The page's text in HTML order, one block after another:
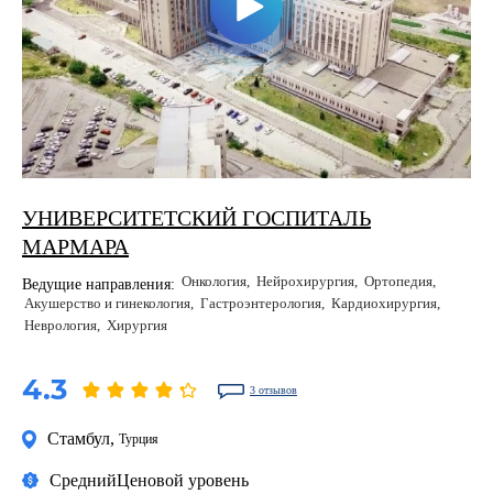
УНИВЕРСИТЕТСКИЙ ГОСПИТАЛЬ
МАРМАРА
Ведущие направления: Онкология Нейрохирургия Ортопедия
Акушерство и гинекология Гастроэнтерология Кардиохирургия
Неврология Хирургия
4.3 3 отзывов
Стамбул, Турция
СреднийЦеновой уровень